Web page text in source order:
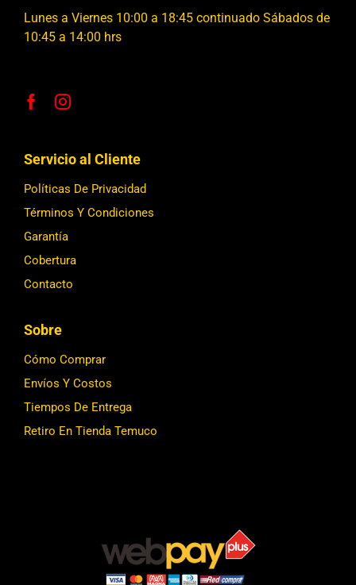
Lunes a Viernes 10:00 a 18:45 continuado Sábados de
10:45 a 14:00 hrs
Servicio al Cliente
Políticas De Privacidad
Términos Y Condiciones
Garantía
Cobertura
Contacto
Sobre
Cómo Comprar
Envíos Y Costos
Tiempos De Entrega
Retiro En Tienda Temuco